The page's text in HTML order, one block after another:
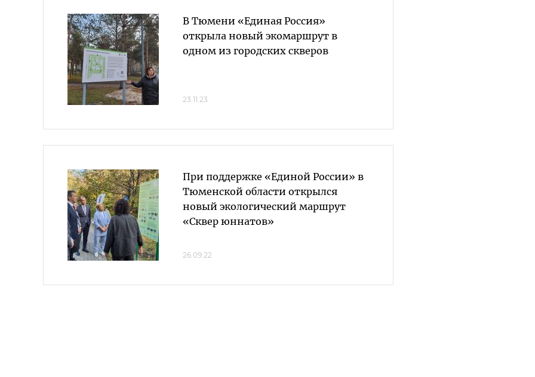
В Тюмени «Единая Россия»
открыла новый экомаршрут в
одном из городских скверов
23.11.23
При поддержке «Единой России» в
Тюменской области открылся
новый экологический маршрут
«Сквер юннатов»
26.09.22